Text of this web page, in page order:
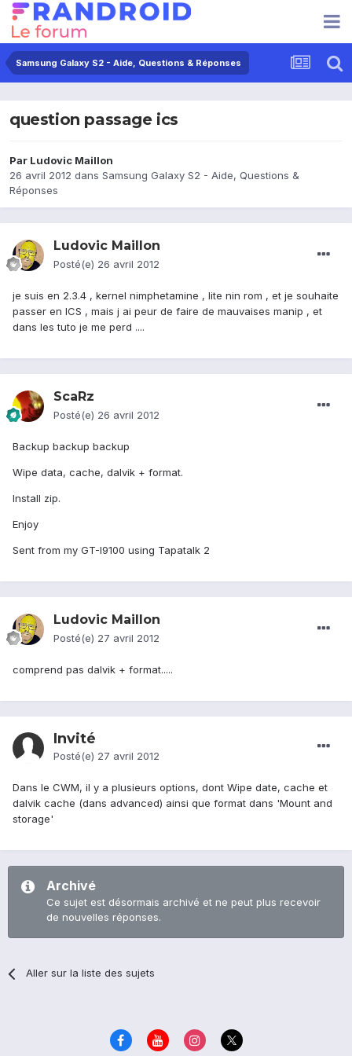
Samsung Galaxy S2 - Aide, Questions & Réponses
question passage ics
Par Ludovic Maillon
26 avril 2012 dans Samsung Galaxy S2 - Aide, Questions &
Réponses
Ludovic Maillon
Posté(e) 26 avril 2012
je suis en 2.3.4 , kernel nimphetamine , lite nin rom , et je souhaite
passer en ICS , mais j ai peur de faire de mauvaises manip , et
dans les tuto je me perd ....
ScaRz
Posté(e) 26 avril 2012
Backup backup backup
Wipe data, cache, dalvik + format.
Install zip.
Enjoy
Sent from my GT-I9100 using Tapatalk 2
Ludovic Maillon
Posté(e) 27 avril 2012
comprend pas dalvik + format.....
Invité
Posté(e) 27 avril 2012
Dans le CWM, il y a plusieurs options, dont Wipe date, cache et
dalvik cache (dans advanced) ainsi que format dans 'Mount and
storage'
Archivé
Ce sujet est désormais archivé et ne peut plus recevoir
de nouvelles réponses.
Aller sur la liste des sujets